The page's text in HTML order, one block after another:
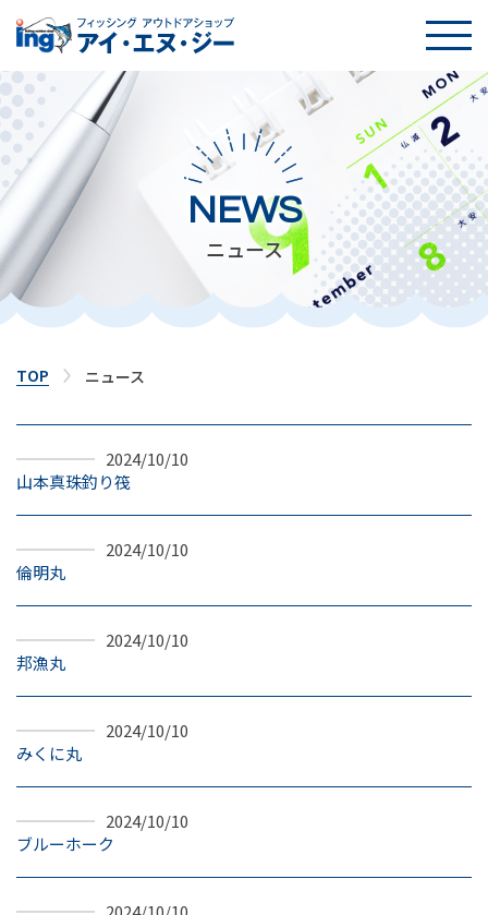
TOP
SNS
NEWS
遊漁船紹介
097-521-5577
ニュース
NEWS
TOP ニュース
2024/10/10
山本真珠釣り筏
2024/10/10
倫明丸
2024/10/10
邦漁丸
2024/10/10
みくに丸
2024/10/10
ブルーホーク